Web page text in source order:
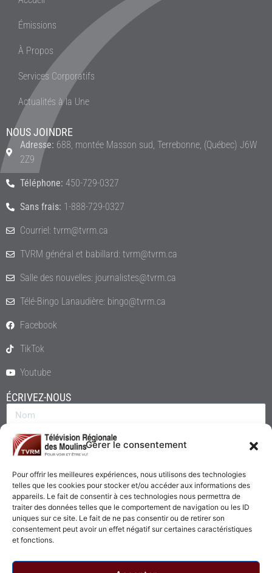
Gérer le consentement
Pour offrir les meilleures expériences, nous utilisons des technologies
telles que les cookies pour stocker et/ou accéder aux informations des
appareils. Le fait de consentir à ces technologies nous permettra de
traiter des données telles que le comportement de navigation ou les ID
uniques sur ce site. Le fait de ne pas consentir ou de retirer son
consentement peut avoir un effet négatif sur certaines caractéristiques
et fonctions.
Émissions
À Propos
Services Corporatifs
Actualités à la Une
NOUS JOINDRE
Adresse: 688, montée Masson sud, Terrebonne, (Québec) J6W
2Z9
Téléphone: 450-729-0327
Sans frais: 1-888-729-0327
Courriel: tvrm@tvrm.ca
TVRM général et babillard: tvrm@tvrm.ca
Salle des nouvelles: journalistes@tvrm.ca
Télé-Bingo Lanaudière: bingo@tvrm.ca
Facebook
TikTok
Youtube
ÉCRIVEZ-NOUS